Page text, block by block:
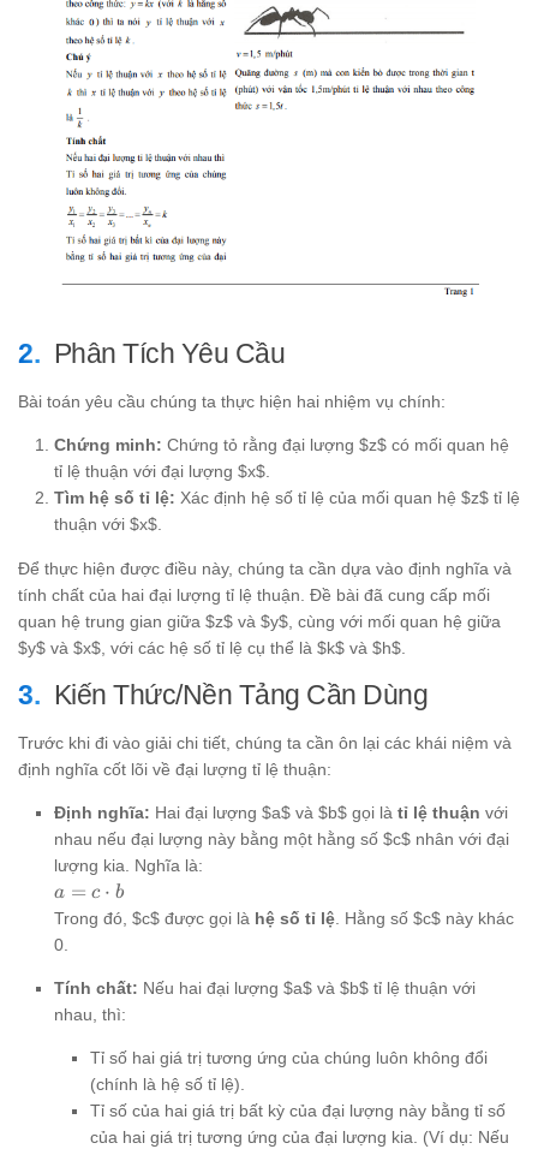
Phân Tích Yêu Cầu
Bài toán yêu cầu chúng ta thực hiện hai nhiệm vụ chính:
Chứng minh: Chứng tỏ rằng đại lượng $z$ có mối quan hệ
tỉ lệ thuận với đại lượng $x$.
Tìm hệ số tỉ lệ: Xác định hệ số tỉ lệ của mối quan hệ $z$ tỉ lệ
thuận với $x$.
Để thực hiện được điều này, chúng ta cần dựa vào định nghĩa và
tính chất của hai đại lượng tỉ lệ thuận. Đề bài đã cung cấp mối
quan hệ trung gian giữa $z$ và $y$, cùng với mối quan hệ giữa
$y$ và $x$, với các hệ số tỉ lệ cụ thể là $k$ và $h$.
Kiến Thức/Nền Tảng Cần Dùng
Trước khi đi vào giải chi tiết, chúng ta cần ôn lại các khái niệm và
định nghĩa cốt lõi về đại lượng tỉ lệ thuận:
Định nghĩa: Hai đại lượng $a$ và $b$ gọi là tỉ lệ thuận với
nhau nếu đại lượng này bằng một hằng số $c$ nhân với đại
lượng kia. Nghĩa là:
a = c
\cdot
b
a = c ⋅ b
Trong đó, $c$ được gọi là hệ số tỉ lệ . Hằng số $c$ này khác
0.
Tính chất: Nếu hai đại lượng $a$ và $b$ tỉ lệ thuận với
nhau, thì:
Tỉ số hai giá trị tương ứng của chúng luôn không đổi
(chính là hệ số tỉ lệ).
Tỉ số của hai giá trị bất kỳ của đại lượng này bằng tỉ số
của hai giá trị tương ứng của đại lượng kia. (Ví dụ: Nếu